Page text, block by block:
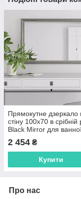
Прямокутне дзеркало
стіну 100х70 в срібній
Black Mirror для
2 454 ₴
Купити
Про нас